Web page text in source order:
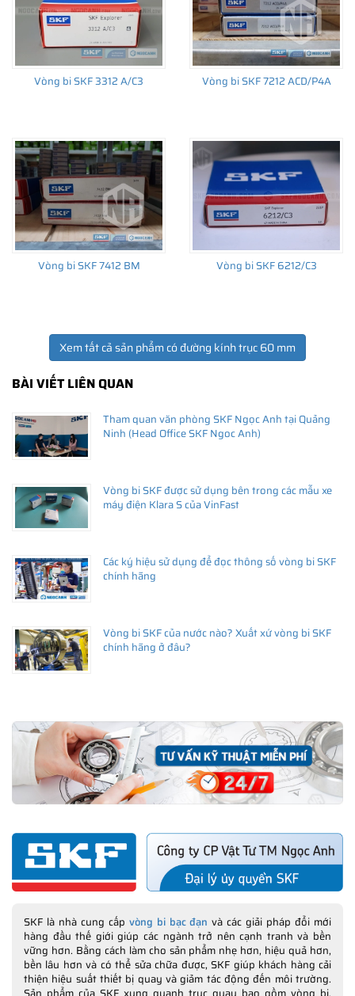
Vòng bi SKF 3312 A/C3 Vòng bi SKF 7212 ACD/P4A
Vòng bi SKF 7412 BM Vòng bi SKF 6212/C3
Xem tất cả sản phẩm có đường kính trục 60 mm
BÀI VIẾT LIÊN QUAN
Tham quan văn phòng SKF Ngọc Anh tại Quảng
Ninh (Head Office SKF Ngoc Anh)
Vòng bi SKF được sử dụng bên trong các mẫu xe
máy điện Klara S của VinFast
Các ký hiệu sử dụng để đọc thông số vòng bi SKF
chính hãng
Vòng bi SKF của nước nào? Xuất xứ vòng bi SKF
chính hãng ở đâu?
SKF là nhà cung cấp vòng bi bạc đạn và các giải pháp đổi mới
hàng đầu thế giới giúp các ngành trở nên cạnh tranh và bền
vững hơn. Bằng cách làm cho sản phẩm nhẹ hơn, hiệu quả hơn,
bền lâu hơn và có thể sửa chữa được, SKF giúp khách hàng cải
thiện hiệu suất thiết bị quay và giảm tác động đến môi trường.